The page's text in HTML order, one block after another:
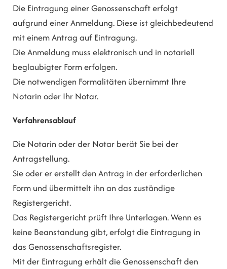
Die Eintragung einer Genossenschaft erfolgt
aufgrund einer Anmeldung. Diese ist gleichbedeutend
mit einem Antrag auf Eintragung.
Die Anmeldung muss elektronisch und in notariell
beglaubigter Form erfolgen.
Die notwendigen Formalitäten übernimmt Ihre
Notarin oder Ihr Notar.
Verfahrensablauf
Die Notarin oder der Notar berät Sie bei der
Antragstellung.
Sie oder er erstellt den Antrag in der erforderlichen
Form und übermittelt ihn an das zuständige
Registergericht.
Das Registergericht prüft Ihre Unterlagen. Wenn es
keine Beanstandung gibt, erfolgt die Eintragung in
das Genossenschaftsregister.
Mit der Eintragung erhält die Genossenschaft den